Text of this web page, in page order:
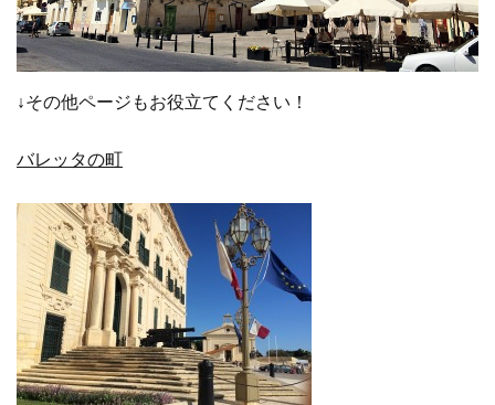
↓その他ページもお役立てください！
バレッタの町